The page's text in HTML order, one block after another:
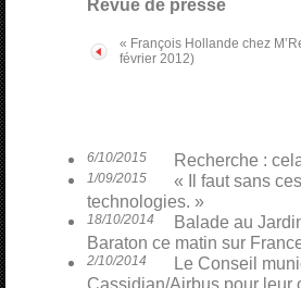
Revue de presse
« François Hollande chez
février 2012)
6/10/2015 Recherche :
1/09/2015
« Il faut sans
technologies. »
18/10/2014
Balade au
Baraton ce matin sur
2/10/2014
Le Conseil
Cassidian/Airbus pour leur